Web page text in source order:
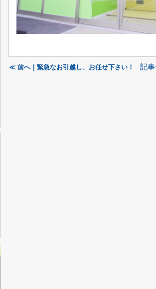
≪ 前へ｜緊急なお引越し、お任せ下さい！ 記